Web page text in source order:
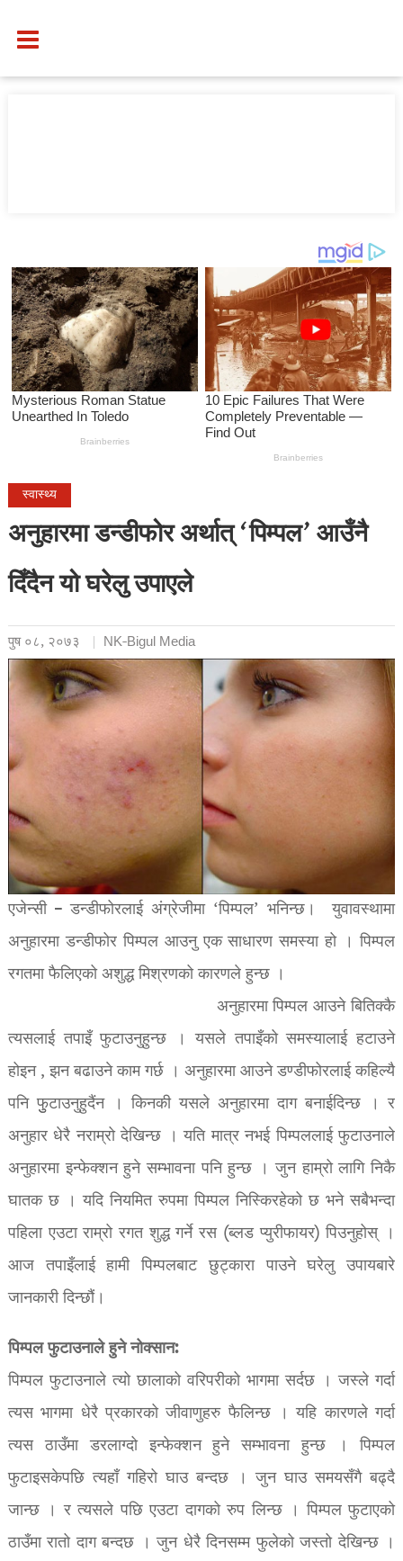
स्वास्थ्य
अनुहारमा डन्डीफोर अर्थात् ‘पिम्पल’ आउँनै
दिँदैन यो घरेलु उपाएले
पुष ०८, २०७३ NK-Bigul Media
एजेन्सी – डन्डीफोरलाई अंग्रेजीमा ‘पिम्पल’ भनिन्छ। युवावस्थामा
अनुहारमा डन्डीफोर पिम्पल आउनु एक साधारण समस्या हो । पिम्पल
रगतमा फैलिएको अशुद्ध मिश्रणको कारणले हुन्छ ।
अनुहारमा पिम्पल आउने बितिक्कै
त्यसलाई तपाइँ फुटाउनुहुन्छ । यसले तपाइँको समस्यालाई हटाउने
होइन , झन बढाउने काम गर्छ । अनुहारमा आउने डण्डीफोरलाई कहिल्यै
पनि फुुटाउनुहुदैंन । किनकी यसले अनुहारमा दाग बनाईदिन्छ । र
अनुहार धेरै नराम्रो देखिन्छ । यति मात्र नभई पिम्पललाई फुटाउनाले
अनुहारमा इन्फेक्शन हुने सम्भावना पनि हुन्छ । जुन हाम्रो लागि निकै
घातक छ । यदि नियमित रुपमा पिम्पल निस्किरहेको छ भने सबैभन्दा
पहिला एउटा राम्रो रगत शुद्ध गर्ने रस (ब्लड प्युरीफायर) पिउनुहोस् ।
आज तपाइँलाई हामी पिम्पलबाट छुट्कारा पाउने घरेलु उपायबारे
जानकारी दिन्छौं।
पिम्पल फुटाउनाले हुने नोक्सान:
पिम्पल फुटाउनाले त्यो छालाको वरिपरीको भागमा सर्दछ । जस्ले गर्दा
त्यस भागमा धेरै प्रकारको जीवाणुहरु फैलिन्छ । यहि कारणले गर्दा
त्यस ठाउँमा डरलाग्दो इन्फेक्शन हुने सम्भावना हुन्छ । पिम्पल
फुटाइसकेपछि त्यहाँ गहिरो घाउ बन्दछ । जुन घाउ समयसँगै बढ्दै
जान्छ । र त्यसले पछि एउटा दागको रुप लिन्छ । पिम्पल फुटाएको
ठाउँमा रातो दाग बन्दछ । जुन धेरै दिनसम्म फुलेको जस्तो देखिन्छ ।